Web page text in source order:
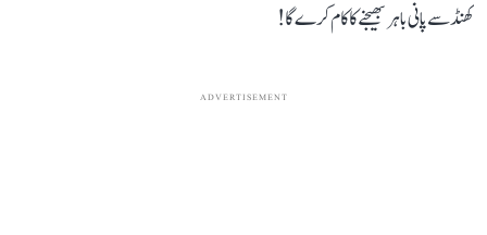
کھنڈ سے پانی باہر بھیجنے کا کام کرے گا!
ADVERTISEMENT